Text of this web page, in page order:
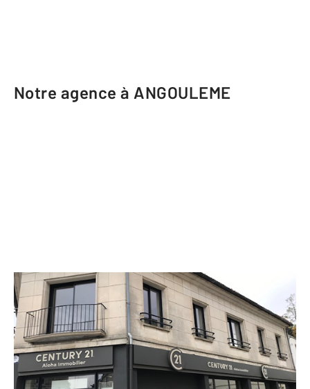
Notre agence à ANGOULEME
CENTURY 21 Aloha Immobilier
163 rue Saint Roch
ANGOULEME - 16000
Envoyer un message